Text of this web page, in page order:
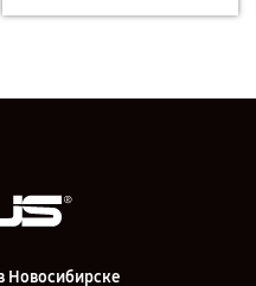
Новосибирске